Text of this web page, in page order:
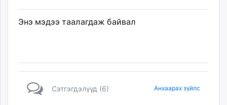
Энэ мэдээ таалагдаж байвал
Сэтгэгдэлүүд (6) Анхаарах зүйлс